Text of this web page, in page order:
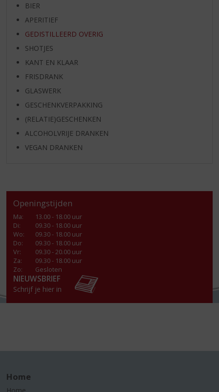
BIER
APERITIEF
GEDISTILLEERD OVERIG
SHOTJES
KANT EN KLAAR
FRISDRANK
GLASWERK
GESCHENKVERPAKKING
(RELATIE)GESCHENKEN
ALCOHOLVRIJE DRANKEN
VEGAN DRANKEN
Openingstijden
Ma:
13.00 - 18.00 uur
Di:
09.30 - 18.00 uur
Wo:
09.30 - 18.00 uur
Do:
09.30 - 18.00 uur
Vr:
09.30 - 20.00 uur
Za:
09.30 - 18.00 uur
Zo:
Gesloten
NIEUWSBRIEF
Schrijf je hier in
Home